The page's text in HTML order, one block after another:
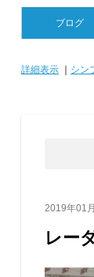
ブログ
詳細表示 シン
2019年01
レー